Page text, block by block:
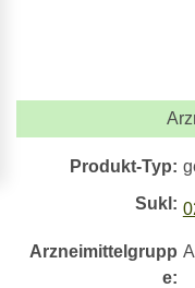
Produkt-Typ:
Sukl:
Arzneimittelgrupp
e: